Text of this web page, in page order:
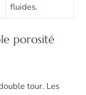
fluides.
porosité
tour. Les